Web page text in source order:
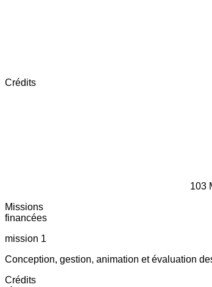
Crédits
103
Missions
financées
mission 1
Conception, gestion, animation et évaluation
Crédits